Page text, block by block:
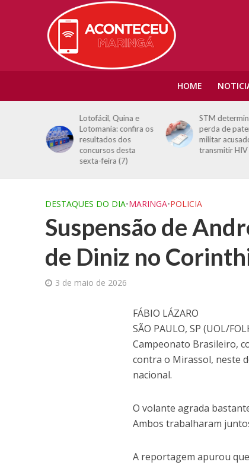
HOME
Lotofácil, Quina e
Lotomania: confira os
resultados dos
concursos desta
sexta-feira (7)
STM
perda de
militar
transmitir HIV
DESTAQUES DO DIA•MARINGA•POLICIA
Suspensão de
de Diniz no
3 de maio de 2026
FÁBIO LÁZARO
SÃO PAULO, SP (UOL/
Campeonato Brasileiro,
contra o Mirassol, neste
nacional.
O volante agrada
Ambos trabalharam
A reportagem apurou